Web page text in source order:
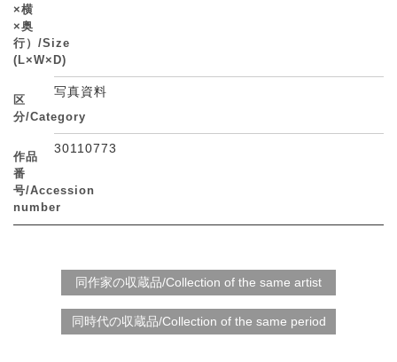
×横
×奥
行）/Size
(L×W×D)
区
分/Category
写真資料
作品
番
号/Accession
number
30110773